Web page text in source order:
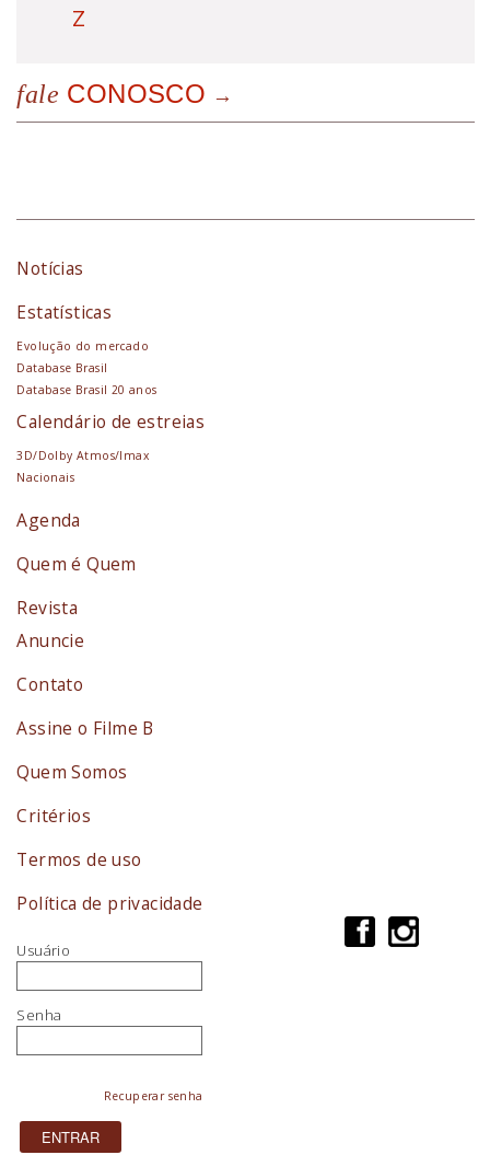
Z
fale CONOSCO
Notícias
Estatísticas
Evolução do mercado
Database Brasil
Database Brasil 20 anos
Calendário de estreias
3D/Dolby Atmos/Imax
Nacionais
Agenda
Quem é Quem
Revista
Anuncie
Contato
Assine o Filme B
Quem Somos
Critérios
Termos de uso
Política de privacidade
Usuário
Senha
Recuperar senha